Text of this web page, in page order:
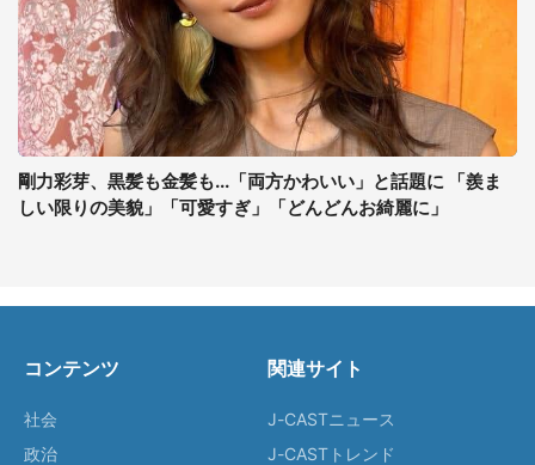
剛力彩芽、黒髪も金髪も...「両方かわいい」と話題に 「羨ま
しい限りの美貌」「可愛すぎ」「どんどんお綺麗に」
コンテンツ
社会
政治
関連サイト
J-CASTニュース
J-CASTトレンド